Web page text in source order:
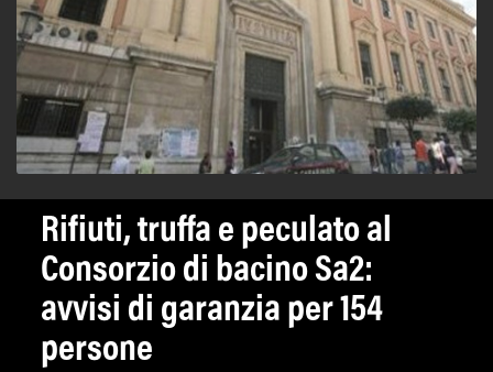
Rifiuti, truffa e peculato al
Consorzio di bacino Sa2:
avvisi di garanzia per 154
persone